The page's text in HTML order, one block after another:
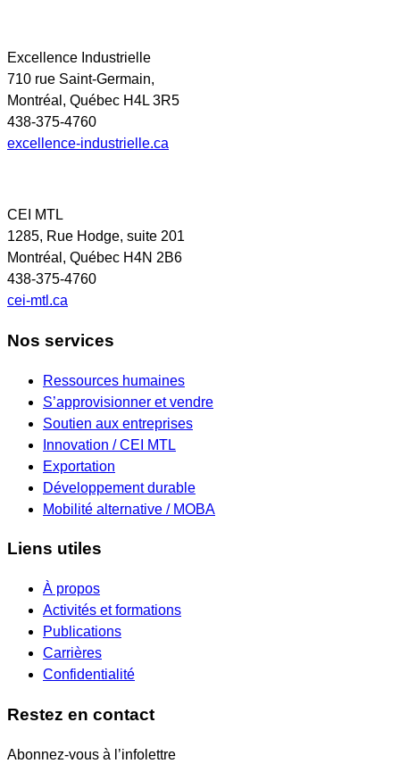
Excellence Industrielle
710 rue Saint-Germain,
Montréal, Québec H4L 3R5
438-375-4760
excellence-industrielle.ca
CEI MTL
1285, Rue Hodge, suite 201
Montréal, Québec H4N 2B6
438-375-4760
cei-mtl.ca
Nos services
Ressources humaines
S’approvisionner et vendre
Soutien aux entreprises
Innovation / CEI MTL
Exportation
Développement durable
Mobilité alternative / MOBA
Liens utiles
À propos
Activités et formations
Publications
Carrières
Confidentialité
Restez en contact
Abonnez-vous à l’infolettre